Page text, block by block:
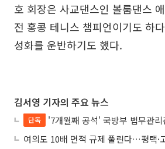
호 회장은 사교댄스인 볼룸댄스
전 홍콩 테니스 챔피언이기도 하
성화를 운반하기도 했다.
김서영 기자의 주요 뉴스
단독
'7개월째 공석' 국방부 법무관리관에 이